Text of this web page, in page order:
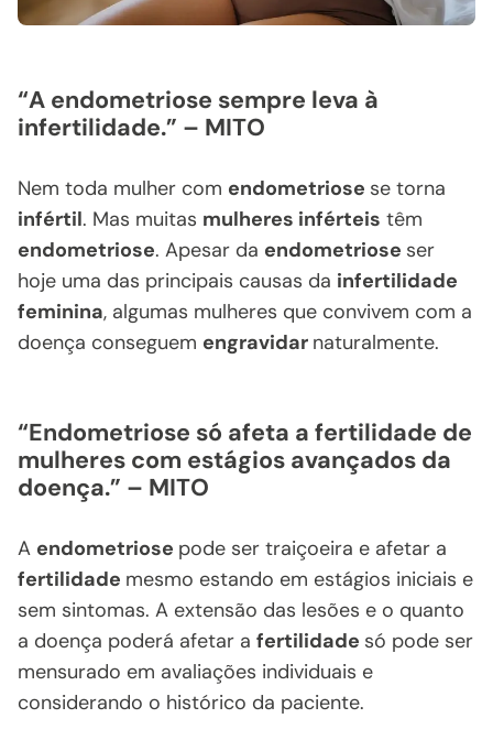
“A endometriose sempre leva à
infertilidade.” – MITO
Nem toda mulher com endometriose se torna
infértil. Mas muitas mulheres inférteis têm
endometriose. Apesar da endometriose ser
hoje uma das principais causas da infertilidade
feminina, algumas mulheres que convivem com a
doença conseguem engravidar naturalmente.
“Endometriose só afeta a fertilidade de
mulheres com estágios avançados da
doença.” – MITO
A endometriose pode ser traiçoeira e afetar a
fertilidade mesmo estando em estágios iniciais e
sem sintomas. A extensão das lesões e o quanto
a doença poderá afetar a fertilidade só pode ser
mensurado em avaliações individuais e
considerando o histórico da paciente.